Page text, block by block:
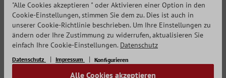
"Alle Cookies akzeptieren " oder Aktivieren einer Option in den
Cookie-Einstellungen, stimmen Sie dem zu. Dies ist auch in
unserer Cookie-Richtlinie beschrieben. Um Ihre Einstellungen zu
ändern oder Ihre Zustimmung zu widerrufen, aktualisieren Sie
einfach Ihre Cookie-Einstellungen. Datenschutz
Datenschutz Impressum Konfigurieren
Alle Cookies akzeptieren